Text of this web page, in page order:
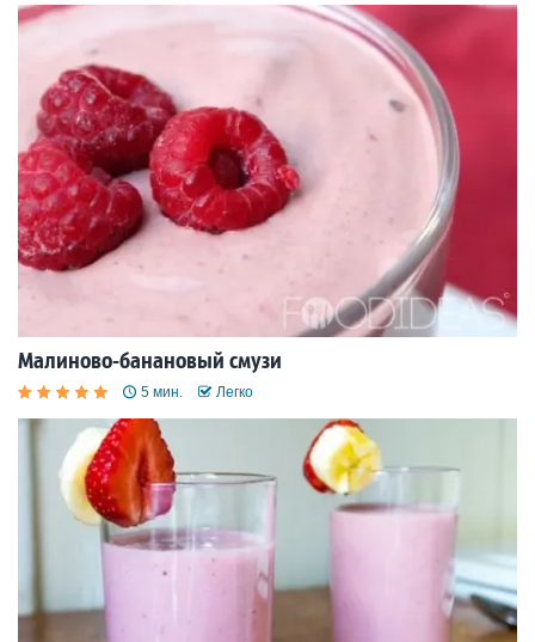
Малиново-банановый смузи
5 мин. Легко